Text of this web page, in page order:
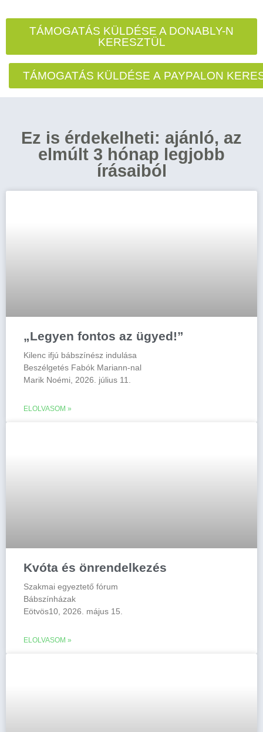
TÁMOGATÁS KÜLDÉSE A DONABLY-N
KERESZTÜL
TÁMOGATÁS KÜLDÉSE A PAYPALON
Ez is érdekelheti: ajánló, az
elmúlt 3 hónap legjobb
írásaiból
„Legyen fontos az ügyed!”
Kilenc ifjú bábszínész indulása
Beszélgetés Fabók Mariann-nal
Marik Noémi, 2026. július 11.
ELOLVASOM »
Kvóta és önrendelkezés
Szakmai egyeztető fórum
Bábszínházak
Eötvös10, 2026. május 15.
ELOLVASOM »